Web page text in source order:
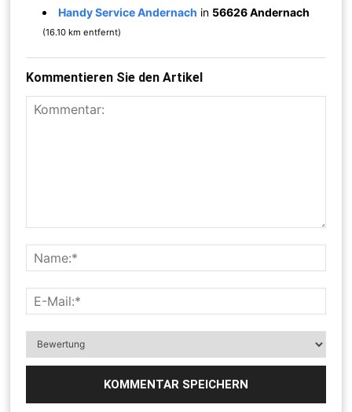
Handy Service Andernach in 56626 Andernach
(16.10 km entfernt)
Kommentieren Sie den Artikel